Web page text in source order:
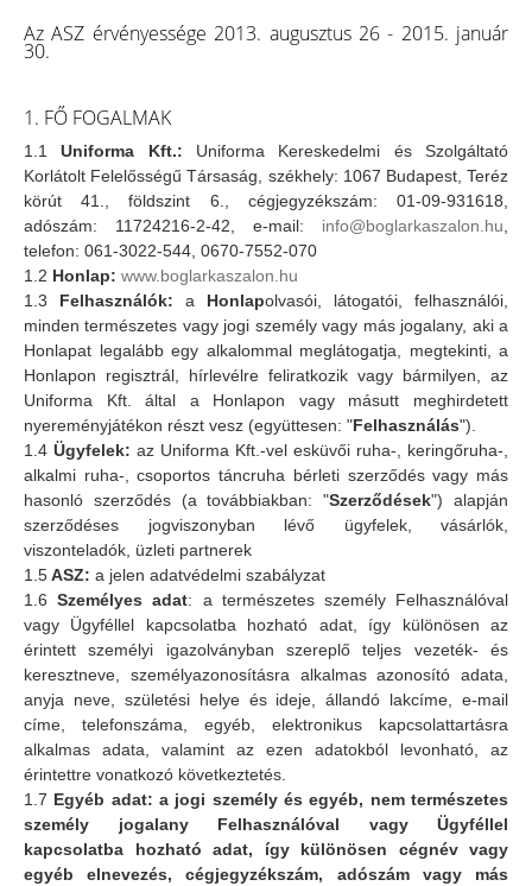
Az ASZ érvényessége 2013. augusztus 26 - 2015. január
30.
1. FŐ FOGALMAK
1.1Uniforma Kft.: Uniforma Kereskedelmi és Szolgáltató
Korlátolt Felelősségű Társaság, székhely: 1067 Budapest, Teréz
körút 41., földszint 6., cégjegyzékszám: 01-09-931618,
adószám: 11724216-2-42, e-mail: info@boglarkaszalon.hu
telefon: 061-3022-544, 0670-7552-070
1.2 Honlap: www.boglarkaszalon.hu
1.3 Felhasználók: a Honlapolvasói, látogatói, felhasználói,
minden természetes vagy jogi személy vagy más jogalany, aki a
Honlapat legalább egy alkalommal meglátogatja, megtekinti, a
Honlapon regisztrál, hírlevélre feliratkozik vagy bármilyen, az
Uniforma Kft. által a Honlapon vagy másutt meghirdetett
nyereményjátékon részt vesz (együttesen: "Felhasználás").
1.4 Ügyfelek: az Uniforma Kft.-vel esküvői ruha-, keringőruha-,
alkalmi ruha-, csoportos táncruha bérleti szerződés vagy más
hasonló szerződés (a továbbiakban: "Szerződések") alapján
szerződéses jogviszonyban lévő ügyfelek, vásárlók,
viszonteladók, üzleti partnerek
1.5ASZ: a jelen adatvédelmi szabályzat
1.6Személyes adat: a természetes személy Felhasználóval
vagy Ügyféllel kapcsolatba hozható adat, így különösen az
érintett személyi igazolványban szereplő teljes vezeték- és
keresztneve, személyazonosításra alkalmas azonosító adata,
anyja neve, születési helye és ideje, állandó lakcíme, e-mail
címe, telefonszáma, egyéb, elektronikus kapcsolattartásra
alkalmas adata, valamint az ezen adatokból levonható, az
érintettre vonatkozó következtetés.
1.7 Egyéb adat: a jogi személy és egyéb, nem természetes
személy jogalany Felhasználóval vagy Ügyféllel
kapcsolatba hozható adat, így különösen cégnév vagy
egyéb elnevezés, cégjegyzékszám, adószám vagy más